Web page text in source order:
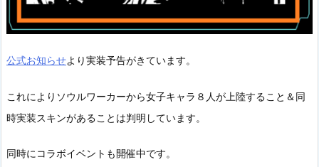
公式お知らせより実装予告がきています。
これによりソウルワーカーから女子キャラ８人が上陸すること＆同
時実装スキンがあることは判明しています。
同時にコラボイベントも開催中です。